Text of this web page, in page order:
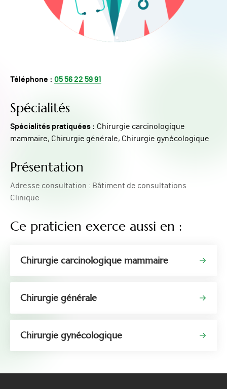
Téléphone : 05 56 22 59 91
Spécialités
Spécialités pratiquées : Chirurgie carcinologique
mammaire, Chirurgie générale, Chirurgie gynécologique
Présentation
Adresse consultation : Bâtiment de consultations
Clinique
Ce praticien exerce aussi en :
Chirurgie carcinologique mammaire
Chirurgie générale
Chirurgie gynécologique